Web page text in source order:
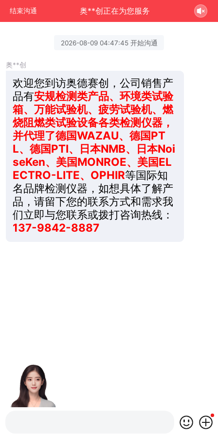
结束沟通 奥**创正在为您服务
2026-08-09 04:47:45 开始沟通
奥**创
欢迎您到访奥德赛创，公司销售产
品有安规检测类产品、环境类试验
箱、万能试验机、疲劳试验机、燃
烧阻燃类试验设备各类检测仪器，
并代理了德国WAZAU、德国PT
L、德国PTI、日本NMB、日本Noi
seKen、美国MONROE、美国EL
ECTRO-LITE、OPHIR等国际知
名品牌检测仪器，如想具体了解产
品，请留下您的联系方式和需求我
们立即与您联系或拨打咨询热线：
137-9842-8887